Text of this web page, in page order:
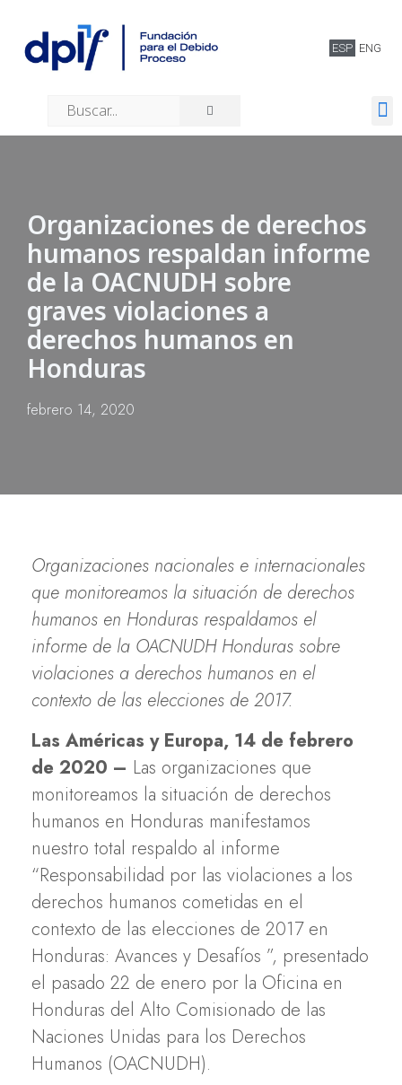
ESP ENG
Organizaciones de derechos
humanos respaldan informe
de la OACNUDH sobre
graves violaciones a
derechos humanos en
Honduras
febrero 14, 2020
Organizaciones nacionales e internacionales
que monitoreamos la situación de derechos
humanos en Honduras respaldamos el
informe de la OACNUDH Honduras sobre
violaciones a derechos humanos en el
contexto de las elecciones de 2017.
Las Américas y Europa, 14 de febrero
de 2020 – Las organizaciones que
monitoreamos la situación de derechos
humanos en Honduras manifestamos
nuestro total respaldo al informe
“Responsabilidad por las violaciones a los
derechos humanos cometidas en el
contexto de las elecciones de 2017 en
Honduras: Avances y Desafíos ”, presentado
el pasado 22 de enero por la Oficina en
Honduras del Alto Comisionado de las
Naciones Unidas para los Derechos
Humanos (OACNUDH).